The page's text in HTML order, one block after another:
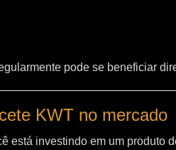
pode se beneficiar
KWT no mercado
está investindo em um produto